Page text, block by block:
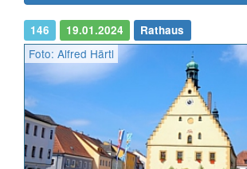
146 19.01.2024 Rathaus
Foto: Alfred Härtl